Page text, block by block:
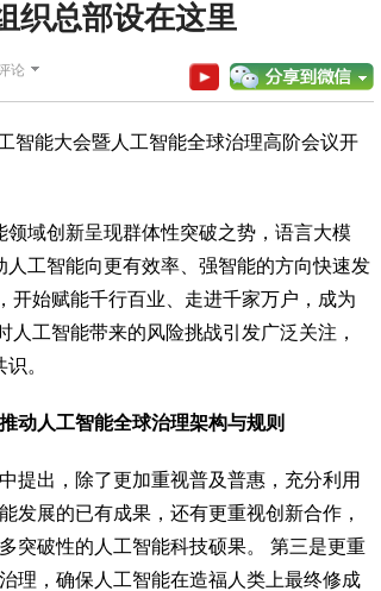
织总部设在这里
论
智能大会暨人工智能全球治理高阶会议开
域创新呈现群体性突破之势，语言大模
工智能向更有效率、强智能的方向快速发
开始赋能千行百业、走进千家万户，成为
工智能带来的风险挑战引发广泛关注，
。
动人工智能全球治理架构与规则
提出，除了更加重视普及普惠，充分利用
发展的已有成果，还有更重视创新合作，
突破性的人工智能科技硕果。 第三是更重
理，确保人工智能在造福人类上最终修成